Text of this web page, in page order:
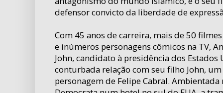
defensor convicto da liberdade de
Com 45 anos de carreira, mais de 50
e inúmeros personagens cômicos na TV,
John, candidato à presidência dos
conturbada relação com seu filho John,
personagem de Felipe Cabral.